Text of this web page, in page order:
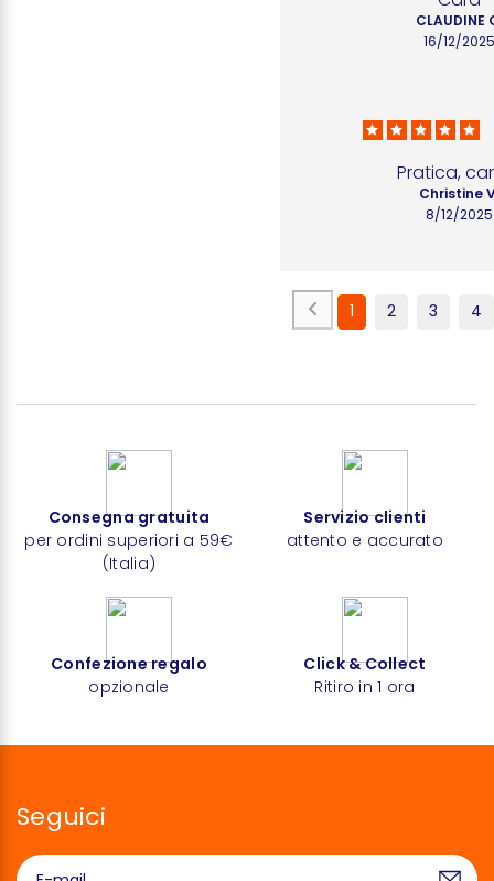
16/12/2025
CLAUDINE
Pratica,
8/12/2025
Christine
1 2 3 4
Consegna gratuita
per ordini superiori a 59€
(Italia)
Servizio clienti
attento e accurato
Confezione regalo
opzionale
Click & Collect
Ritiro in 1 ora
Seguici